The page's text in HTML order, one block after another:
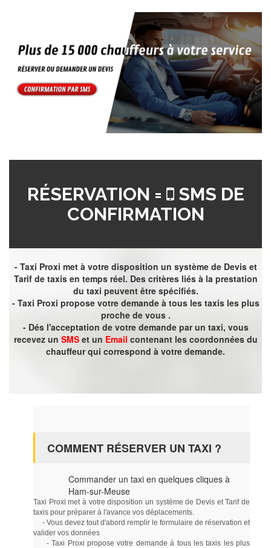
RÉSERVATION =
SMS DE
CONFIRMATION
- Taxi Proxi met à votre disposition un système de Devis et
Tarif de taxis en temps réel. Des critères liés à la prestation
du taxi peuvent être spécifiés.
- Taxi Proxi propose votre demande à tous les taxis les plus
proche de vous .
- Dés l'acceptation de votre demande par un taxi, vous
recevez un SMSet un Email contenant les coordonnées du
chauffeur qui correspond à votre demande.
COMMENT RÉSERVER UN TAXI ?
Commander un taxi en quelques cliques à
Ham-sur-Meuse
Taxi Proxi met à votre disposition un système de Devis et Tarif de
taxis pour préparer à l'avance vos déplacements.
- Vous devez tout d'abord remplir le formulaire de réservation et
valider vos données
- Taxi Proxi propose votre demande à tous les taxis les plus